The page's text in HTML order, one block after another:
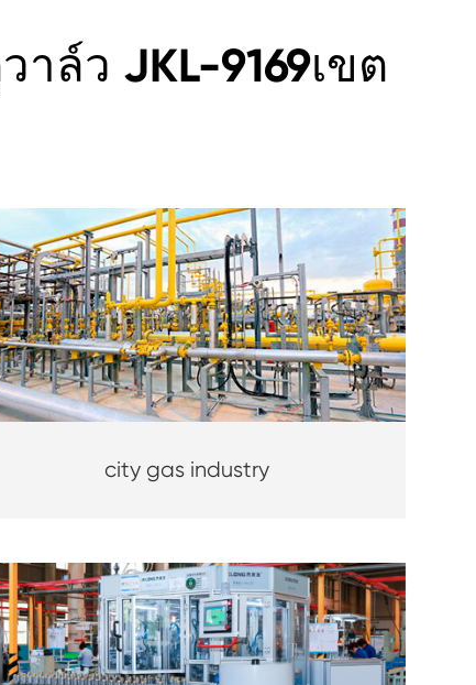
ล์ว JKL-9169เขต
city gas industry